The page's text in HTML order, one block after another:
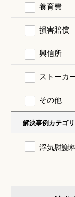
養育費
損害賠償
興信所
ストーカ
その他
解決事例カテゴ
浮気慰謝